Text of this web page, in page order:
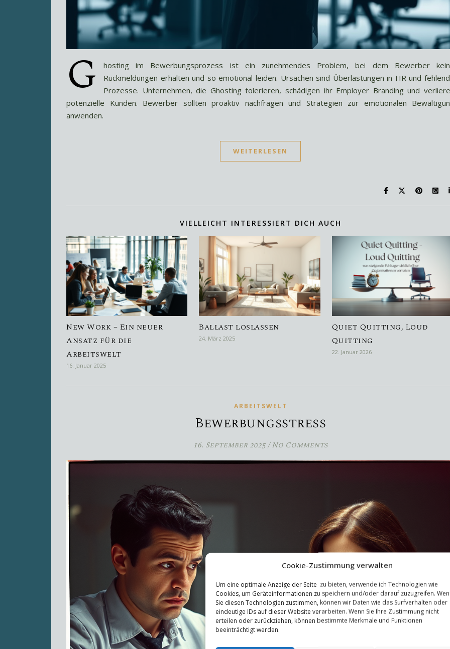
Cookie-Zustimmung verwalten
Um eine optimale Anzeige der Seite zu bieten, verwende ich Technologien wie
Cookies, um Geräteinformationen zu speichern und/oder darauf zuzugreifen.
Sie diesen Technologien zustimmen, können wir Daten wie das Surfverhalten oder
eindeutige IDs auf dieser Website verarbeiten. Wenn Sie Ihre Zustimmung nicht
erteilen oder zurückziehen, können bestimmte Merkmale und Funktionen
beeinträchtigt werden.
G
hosting im Bewerbungsprozess ist ein zunehmendes Problem, bei dem Bewerber
Rückmeldungen erhalten und so emotional leiden. Ursachen sind Überlastungen in HR und
Prozesse. Unternehmen, die Ghosting tolerieren, schädigen ihr Employer Branding und
potenzielle Kunden. Bewerber sollten proaktiv nachfragen und Strategien zur emotionalen
anwenden.
WEITERLESEN
VIELLEICHT INTERESSIERT DICH AUCH
New Work – Ein neuer
Ansatz für die
Arbeitswelt
16. Januar 2025
Ballast loslassen
24. März 2025
Quiet Quitting, Loud
Quitting
22. Januar 2026
ARBEITSWELT
Bewerbungsstress
16. September 2025/ No Comments